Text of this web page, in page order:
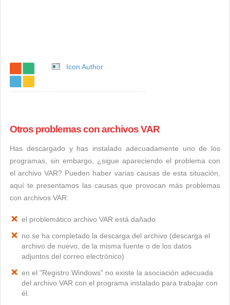
Icon Author
Otros problemas con archivos VAR
Has descargado y has instalado adecuadamente uno de los
programas, sin embargo, ¿sigue apareciendo el problema con
el archivo VAR? Pueden haber varias causas de esta situación,
aquí te presentamos las causas que provocan más problemas
con archivos VAR:
el problemático archivo VAR está dañado
no se ha completado la descarga del archivo (descarga el
archivo de nuevo, de la misma fuente o de los datos
adjuntos del correo electrónico)
en el "Registro Windows" no existe la asociación adecuada
del archivo VAR con el programa instalado para trabajar con
él.